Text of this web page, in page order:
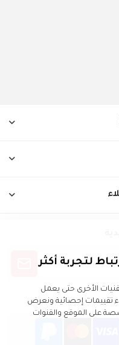
لتجربة أكثر
الأخرى حتى يعمل
تقييمات إحصائية ونعرض
على الموقع والقنوات